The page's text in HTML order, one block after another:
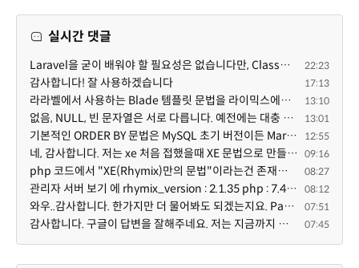
실시간 댓글
Laravel을 굳이 배워야 할 필요성은 없습니다만, Class기반의 객체 지향 프로그래밍과, PSR-4라는 Composer... 22:23
감사합니다! 잘 사용하겠습니다 17:13
라라벨에서 사용하는 Blade 템플릿 문법을 라이믹스에서도 일부분 도입하였는데, 양쪽의 템플릿 매뉴얼 분량... 13:10
없음, NULL, 빈 문자열은 서로 다릅니다. 예전에는 대충 써도 서로 통용되었지만, 그것 때문에 버그나 보안... 13:01
기본적인 ORDER BY 문법은 MySQL 초기 버전이든 MariaDB 최신 버전이든 차이가 없습니다. 라이믹스 게시판에... 12:55
네, 감사합니다. 저는 xe 처음 접했을때 XE 문법으로 만들었다고 해서 xe코드들이 php와 전혀 다른것 같이 ... 09:16
php 코드에서 "XE(Rhymix)만의 문법"이라는건 존재하지도 않고 별도의 인터프리터를 만들지 않는한 쓸 수도 ... 08:27
관리자 서버 보기 에 rhymix_version : 2.1.35 php : 7.4.3 (64-bit) db.type : mysql (innodb, utf8mb4) db... 08:12
와우..감사합니다. 한가지만 더 물어봐도 되겠는지요. Password.php 파일안에 클래스와 함수들은 순수 php ... 07:51
감사합니다. 구글이 답변을 잘해주네요. 저는 지금까지 md5 에 머물러 있었네요. md5는 구석기 알고리즘이 ... 07:45